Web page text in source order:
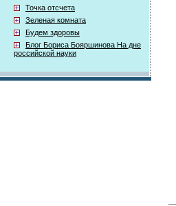
Точка отсчета
Зеленая комната
Будем здоровы
Блог Бориса Бояршинова На дне
российской науки